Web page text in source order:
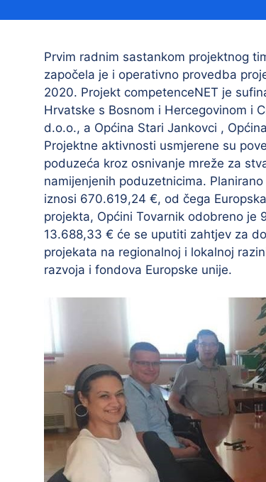
Prostorni plan uređenja Općine
I. izmjene i dopune prostornog plana
uređenja Općine Tovarnik
II. izmjene i dopune prostornog plana
uređenja Općine Tovarnik
III. izmjene i dopune prostornog plana
Prvim radnim sastankom projektnog
započela je i operativno provedba
2020. Projekt competenceNET je
Hrvatske s Bosnom i Hercegovinom i
d.o.o., a Općina Stari Jankovci ,
Projektne aktivnosti usmjerene su
poduzeća kroz osnivanje mreže za
namijenjenih poduzetnicima.
iznosi 670.619,24 €, od čega
projekta, Općini Tovarnik odobreno je
13.688,33 € će se uputiti zahtjev za
projekata na regionalnoj i lokalnoj
razvoja i fondova Europske unije.